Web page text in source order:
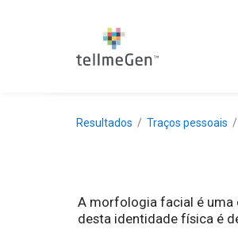
Resultados Traços pessoais
A morfologia facial é uma
desta identidade física é